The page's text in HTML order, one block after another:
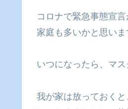
コロナで緊急事態宣
家庭も多いかと思いま
いつになったら、マ
我が家は放っておく